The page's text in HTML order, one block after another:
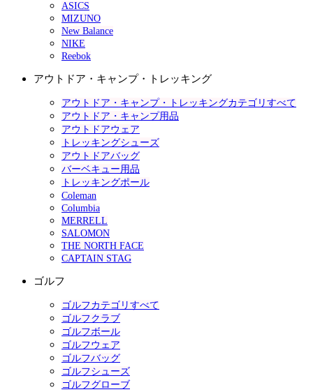
ASICS
MIZUNO
New Balance
NIKE
Reebok
アウトドア・キャンプ・トレッキング
アウトドア・キャンプ・トレッキングカテゴリすべて
アウトドア・キャンプ用品
アウトドアウェア
トレッキングシューズ
アウトドアバッグ
バーベキュー用品
トレッキングポール
Coleman
Columbia
MERRELL
SALOMON
THE NORTH FACE
CAPTAIN STAG
ゴルフ
ゴルフカテゴリすべて
ゴルフクラブ
ゴルフボール
ゴルフウェア
ゴルフバッグ
ゴルフシューズ
ゴルフグローブ